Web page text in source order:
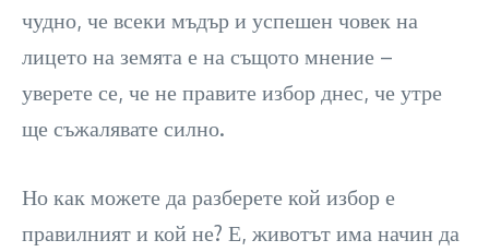
чудно, че всеки мъдър и успешен човек на
лицето на земята е на същото мнение –
уверете се, че не правите избор днес, че утре
ще съжалявате силно.
Но как можете да разберете кой избор е
правилният и кой не? Е, животът има начин да